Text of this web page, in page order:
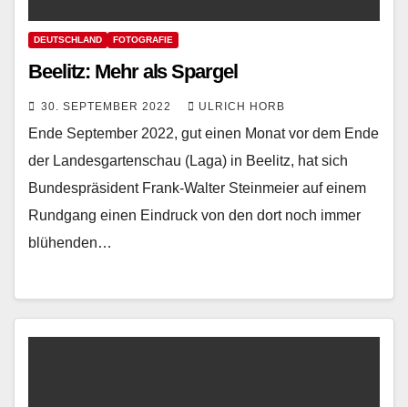
DEUTSCHLAND FOTOGRAFIE
Beelitz: Mehr als Spargel
30. SEPTEMBER 2022 ULRICH HORB
Ende September 2022, gut einen Monat vor dem Ende
der Landesgartenschau (Laga) in Beelitz, hat sich
Bundespräsident Frank-Walter Steinmeier auf einem
Rundgang einen Eindruck von den dort noch immer
blühenden…